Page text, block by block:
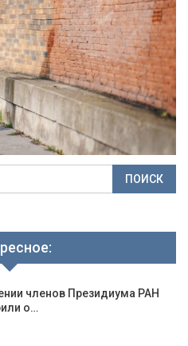
членов Президиума РАН
о…